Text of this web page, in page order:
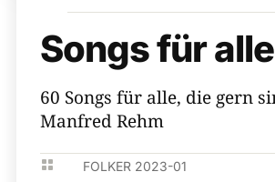
Songs für alle
60 Songs für alle, die gern
Manfred Rehm
 FOLKER 2023-01